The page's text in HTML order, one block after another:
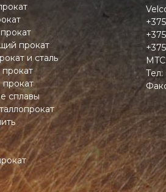
прокат
и сталь
сплавы
MTC:
Тел: